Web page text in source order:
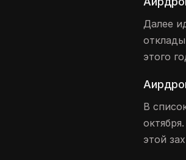
Далее
этого
В
этой